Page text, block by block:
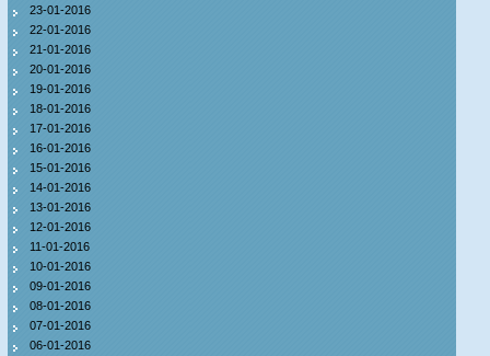
23-01-2016
22-01-2016
21-01-2016
20-01-2016
19-01-2016
18-01-2016
17-01-2016
16-01-2016
15-01-2016
14-01-2016
13-01-2016
12-01-2016
11-01-2016
10-01-2016
09-01-2016
08-01-2016
07-01-2016
06-01-2016